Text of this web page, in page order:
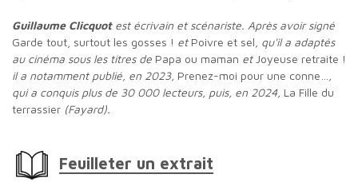
Guillaume Clicquotest écrivain et scénariste. Après avoir signé
Garde tout, surtout les gosses ! et Poivre et sel , qu'il a adaptés
au cinéma sous les titres de Papa ou maman etJoyeuse retraite !
il a notamment publié, en 2023, Prenez-moi pour une conne…
qui a conquis plus de 30 000 lecteurs, puis, en 2024, La Fille du
terrassier (Fayard).
Feuilleter un extrait